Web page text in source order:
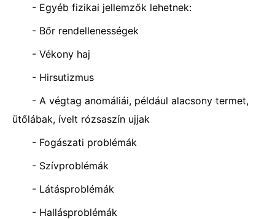
- Egyéb fizikai jellemzők lehetnek:
- Bőr rendellenességek
- Vékony haj
- Hirsutizmus
- A végtag anomáliái, például alacsony termet,
ütőlábak, ívelt rózsaszín ujjak
- Fogászati ​​problémák
- Szívproblémák
- Látásproblémák
- Hallásproblémák